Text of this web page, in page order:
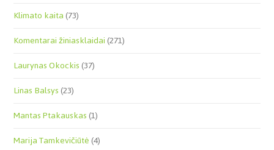
Klimato kaita(73)
Komentarai žiniasklaidai(271)
Laurynas Okockis(37)
Linas Balsys(23)
Mantas Ptakauskas(1)
Marija Tamkevičiūtė(4)